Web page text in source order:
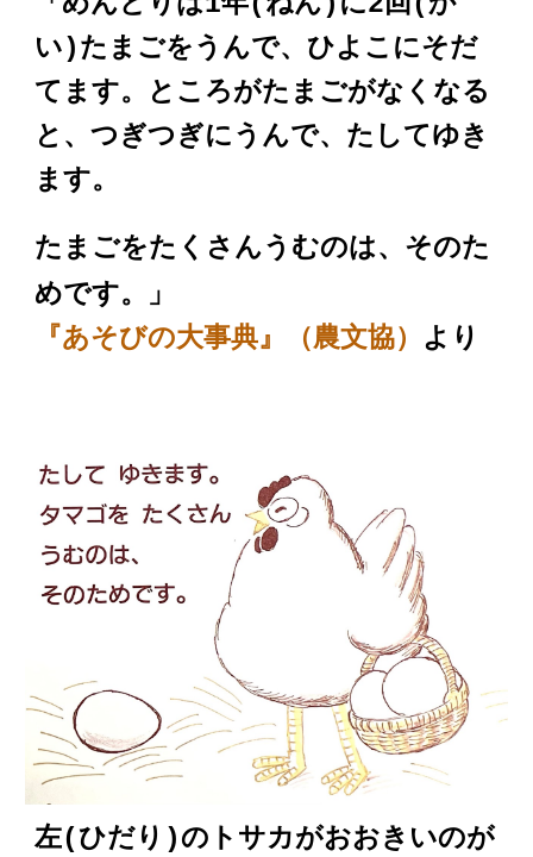
い)たまごをうんで、ひよこにそだ
てます。ところがたまごがなくなる
と、つぎつぎにうんで、たしてゆき
ます。
たまごをたくさ んうむのは、そのた
めです。」
『あそびの大事典』（農文協） より
左(ひだり)のトサカがおおきいのが